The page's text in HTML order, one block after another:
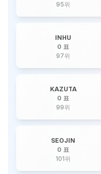
95위
INHU
0 표
97위
KAZUTA
0 표
99위
SEOJIN
0 표
101위